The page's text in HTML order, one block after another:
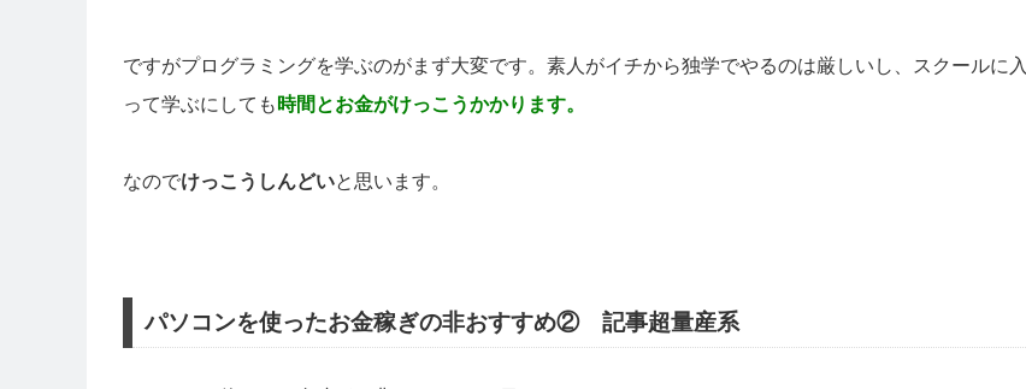
ですがプログラミングを学ぶのがまず大変です。素人がイチから独学でやるのは厳しいし、スクールに入
って学ぶにしても 時間とお金がけっこうかかります。
なのでけっこうしんどいと思います。
パソコンを使ったお金稼ぎの非おすすめ② 記事超量産系